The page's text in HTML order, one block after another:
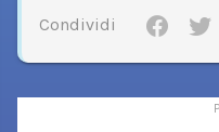
Condividi